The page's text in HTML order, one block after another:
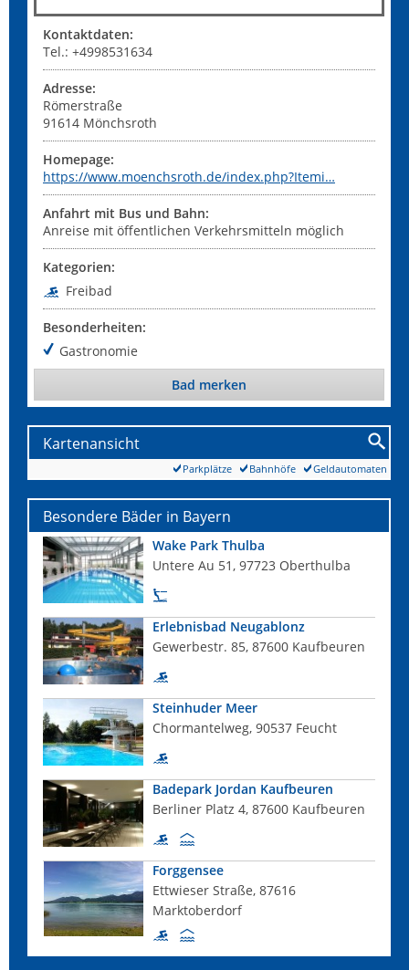
Kontaktdaten:
Tel.: +4998531634
Adresse:
Römerstraße
91614 Mönchsroth
Homepage:
https://www.moenchsroth.de/index.php?Itemi…
Anfahrt mit Bus und Bahn:
Anreise mit öffentlichen Verkehrsmitteln möglich
Kategorien:
Freibad
Besonderheiten:
Gastronomie
Bad merken
Kartenansicht
Geldautomaten
Bahnhöfe
Parkplätze
Besondere Bäder in Bayern
Wake Park Thulba
Untere Au 51, 97723 Oberthulba
Erlebnisbad Neugablonz
Gewerbestr. 85, 87600 Kaufbeuren
Steinhuder Meer
Chormantelweg, 90537 Feucht
Badepark Jordan Kaufbeuren
Berliner Platz 4, 87600 Kaufbeuren
Forggensee
Ettwieser Straße, 87616
Marktoberdorf